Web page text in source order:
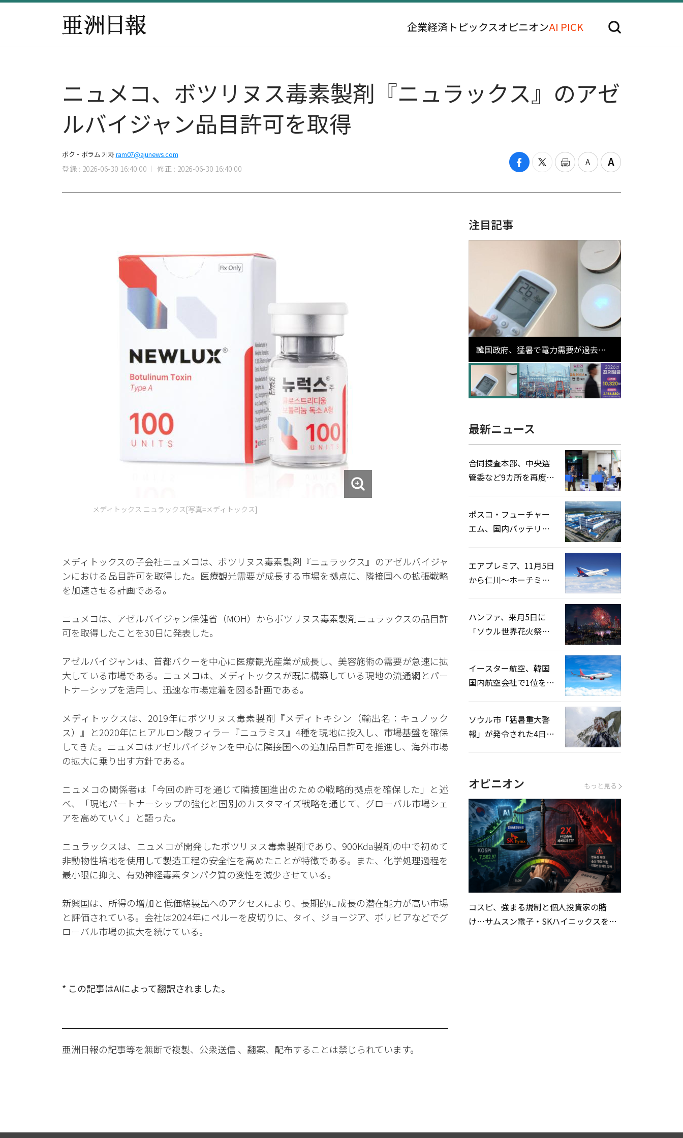
企業経済 トピックスオピニオンAI PICK
ニュメコ、ボツリヌス毒素製剤『ニュラックス』のアゼ
ルバイジャン品目許可を取得
ボク・ボラム 기자ram07@ajunews.com
登録 : 2026-06-30 16:40:00 修正 : 2026-06-30 16:40:00
メディトックス ニュラックス[写真=メディトックス]
メディトックスの子会社ニュメコは、ボツリヌス毒素製剤『ニュラックス』のアゼルバイジャ
ンにおける品目許可を取得した。医療観光需要が成長する市場を拠点に、隣接国への拡張戦略
を加速させる計画である。
ニュメコは、アゼルバイジャン保健省（MOH）からボツリヌス毒素製剤ニュラックスの品目許
可を取得したことを30日に発表した。
アゼルバイジャンは、首都バクーを中心に医療観光産業が成長し、美容施術の需要が急速に拡
大している市場である。ニュメコは、メディトックスが既に構築している現地の流通網とパー
トナーシップを活用し、迅速な市場定着を図る計画である。
メディトックスは、2019年にボツリヌス毒素製剤『メディトキシン（輸出名：キュノック
ス）』と2020年にヒアルロン酸フィラー『ニュラミス』4種を現地に投入し、市場基盤を確保
してきた。ニュメコはアゼルバイジャンを中心に隣接国への追加品目許可を推進し、海外市場
の拡大に乗り出す方針である。
ニュメコの関係者は「今回の許可を通じて隣接国進出のための戦略的拠点を確保した」と述
べ、「現地パートナーシップの強化と国別のカスタマイズ戦略を通じて、グローバル市場シェ
アを高めていく」と語った。
ニュラックスは、ニュメコが開発したボツリヌス毒素製剤であり、900Kda製剤の中で初めて
非動物性培地を使用して製造工程の安全性を高めたことが特徴である。また、化学処理過程を
最小限に抑え、有効神経毒素タンパク質の変性を減少させている。
新興国は、所得の増加と低価格製品へのアクセスにより、長期的に成長の潜在能力が高い市場
と評価されている。会社は2024年にペルーを皮切りに、タイ、ジョージア、ボリビアなどでグ
ローバル市場の拡大を続けている。
* この記事はAIによって翻訳されました。
亜洲日報の記事等を無断で複製、公衆送信 、翻案、配布することは禁じられています。
注目記事
韓国政府、猛暑で電力需要が過去最
高更新の可能性に需給対応体制を点
検
最新ニュース
合同捜査本部、中央選
管委など9カ所を再度家
ポスコ・フューチャー
エム、国内バッテリー
エアプレミア、11月5日
から仁川〜ホーチミン
ハンファ、来月5日に
「ソウル世界花火祭り
イースター航空、韓国
国内航空会社で1位を記
ソウル市「猛暑重大警
報」が発令された4日、
オピニオン もっと見る
コスピ、強まる規制と個人投資家の賭
け…サムスン電子・SKハイニックスを巡